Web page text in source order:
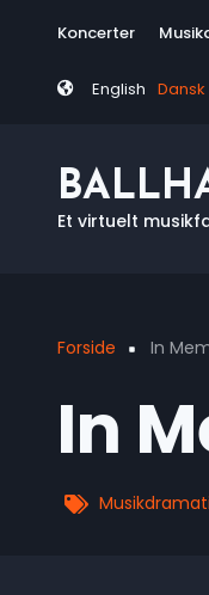
content
Tag
Koncerter
English Dansk
Et virtuelt
Forside In
In